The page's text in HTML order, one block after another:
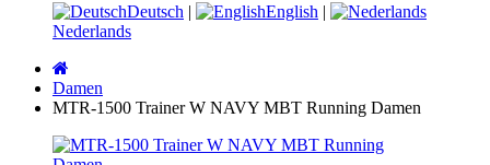
Deutsch | English |
Nederlands
Damen
MTR-1500 Trainer W NAVY MBT Running Damen